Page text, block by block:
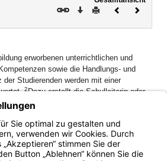
Download
DruckenVorheriges
erworbenen unterrichtlichen und
sowie die Handlungs- und
der Studierenden werden mit einer
2Dazu erstellt die Schulleiterin oder
von Vorschlägen der an der
Lehrkräfte gegen Ende des
oder der pädagogischen Ausbildung
leitet dieses dem Staatsinstitut zu.